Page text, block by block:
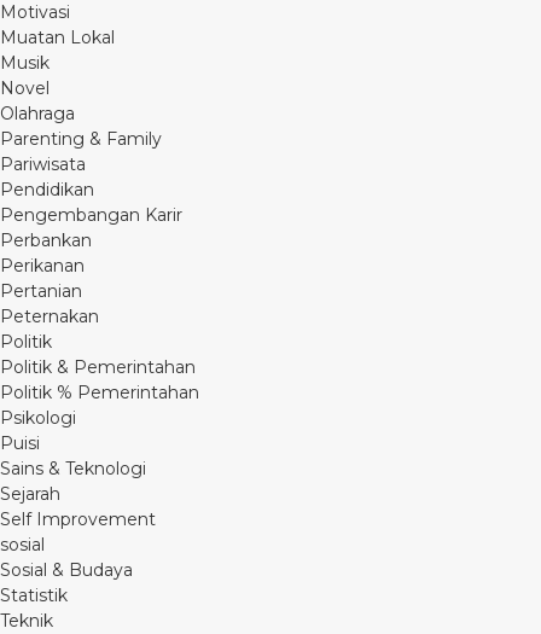
Motivasi
Muatan Lokal
Musik
Novel
Olahraga
Parenting & Family
Pariwisata
Pendidikan
Pengembangan Karir
Perbankan
Perikanan
Pertanian
Peternakan
Politik
Politik & Pemerintahan
Politik % Pemerintahan
Psikologi
Puisi
Sains & Teknologi
Sejarah
Self Improvement
sosial
Sosial & Budaya
Statistik
Teknik